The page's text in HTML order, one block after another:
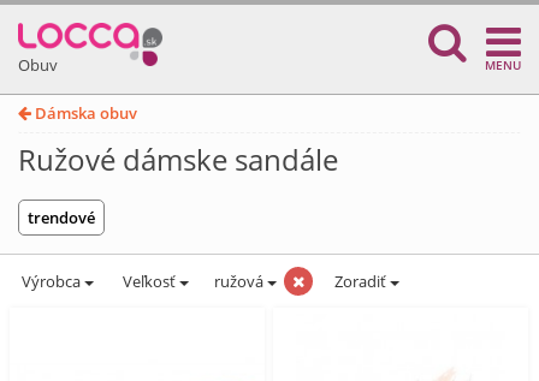
Obuv MENU
Dámska obuv
Ružové dámske sandále
trendové
Výrobca Veľkosť ružová Zoradiť